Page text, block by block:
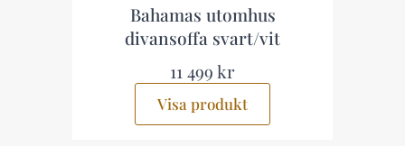
Bahamas utomhus
divansoffa svart/vit
11 499 kr
Visa produkt